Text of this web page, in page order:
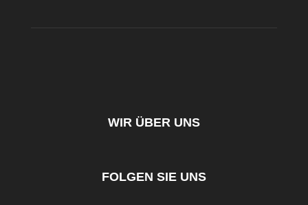
WIR ÜBER UNS
FOLGEN SIE UNS